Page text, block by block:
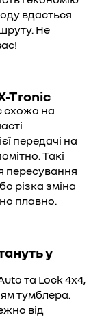
вдасться
Не
Tronic
схожа на
передачі на
Такі
пересування
різка зміна
плавно.
у
та Lock 4x4,
тумблера.
від